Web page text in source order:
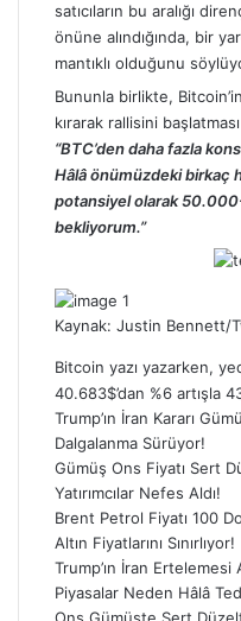
satıcıların bu aralığı
önüne alındığında, bir
mantıklı olduğunu
Bununla birlikte, Bitcoin’in
kırarak rallisini
“BTC’den daha fazla
Hâlâ önümüzdeki birkaç
potansiyel olarak
bekliyorum.”
Kaynak: Justin Bennett/
Bitcoin yazı yazarken,
40.683$’dan %6 artışla
Trump’ın İran Kararı
Dalgalanma Sürüyor!
Gümüş Ons Fiyatı Sert
Yatırımcılar Nefes Aldı!
Brent Petrol Fiyatı 100
Altın Fiyatlarını Sınırlıyor!
Trump’ın İran Ertelemesi
Piyasalar Neden Hâlâ